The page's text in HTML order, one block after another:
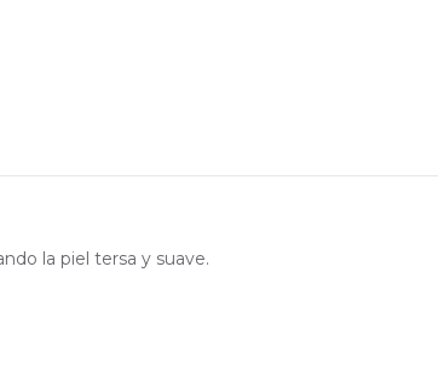
la piel tersa y suave.